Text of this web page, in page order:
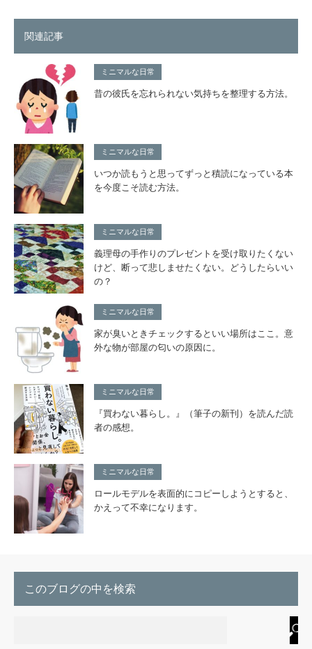
関連記事
ミニマルな日常
昔の彼氏を忘れられない気持ちを整理する方法。
ミニマルな日常
いつか読もうと思ってずっと積読になっている本
を今度こそ読む方法。
ミニマルな日常
義理母の手作りのプレゼントを受け取りたくない
けど、断って悲しませたくない。どうしたらいい
の？
ミニマルな日常
家が臭いときチェックするといい場所はここ。意
外な物が部屋の匂いの原因に。
ミニマルな日常
『買わない暮らし。』（筆子の新刊）を読んだ読
者の感想。
ミニマルな日常
ロールモデルを表面的にコピーしようとすると、
かえって不幸になります。
このブログの中を検索